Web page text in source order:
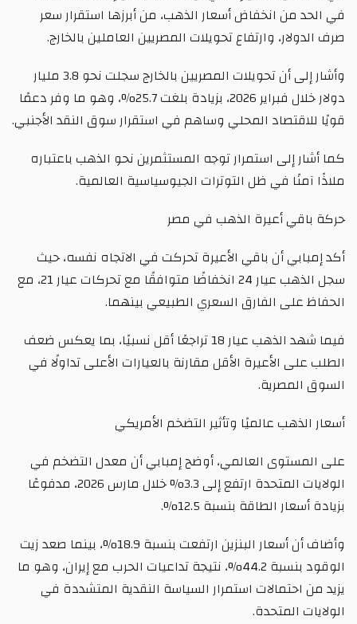
في الحد من انخفاض أسعار الذهب، من أبرزها استقرار سعر
صرف الدولار، وارتفاع تحويلات المصريين العاملين بالخارج.
وأشار إلى أن تحويلات المصريين بالخارج سجلت نحو 3.8 مليار
دولار خلال فبراير 2026، بزيادة بلغت 25.7%، وهو ما وفر دعمًا
قويًا للاقتصاد المحلي وساهم في استقرار سوق النقد الأجنبي.
كما أشار إلى استمرار توجه المستثمرين نحو الذهب باعتباره
ملاذًا آمنًا في ظل التوترات الجيوسياسية العالمية.
حركة باقي أعيرة الذهب في مصر
أكد إمبابي أن باقي الأعيرة تحركت في الاتجاه نفسه، حيث
سجل الذهب عيار 24 انخفاضًا متوافقًا مع تحركات عيار 21، مع
الحفاظ على الفارق السعري الطبيعي بينهما.
فيما شهد الذهب عيار 18 تراجعًا أقل نسبيًا، بما يعكس ضعف
الطلب على الأعيرة الأقل مقارنة بالعيارات الأعلى تداولًا في
السوق المصرية.
أسعار الذهب عالميًا وتأثير التضخم الأمريكي
على المستوى العالمي، أوضح إمبابي أن معدل التضخم في
الولايات المتحدة ارتفع إلى 3.3% خلال مارس 2026، مدفوعًا
بزيادة أسعار الطاقة بنسبة 12.5%.
وأضاف أن أسعار البنزين ارتفعت بنسبة 18.9%، بينما صعد زيت
الوقود بنسبة 44.2%، نتيجة تداعيات الحرب مع إيران، وهو ما
يزيد من احتمالات استمرار السياسة النقدية المتشددة في
الولايات المتحدة.